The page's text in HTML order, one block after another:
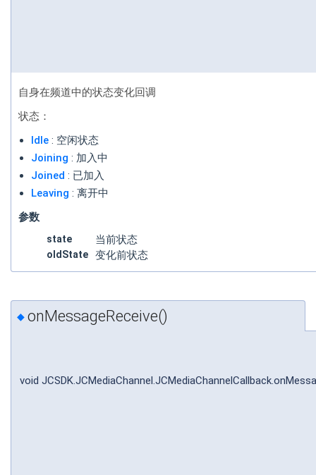
自身在频道中的状态变化回调
状态：
Idle : 空闲状态
Joining : 加入中
Joined : 已加入
Leaving : 离开中
参数
state 当前状态
oldState 变化前状态
◆ onMessageReceive()
void